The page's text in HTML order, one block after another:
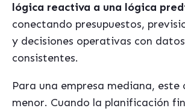
lógica reactiva a una lógica
conectando presupuestos,
y decisiones operativas con
consistentes.
Para una empresa mediana, este
menor. Cuando la planificación